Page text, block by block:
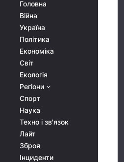
Головна
Війна
Україна
Політика
Економіка
Світ
Екологія
Регіони
Спорт
Наука
Техно і зв'язок
Лайт
Зброя
Інциденти